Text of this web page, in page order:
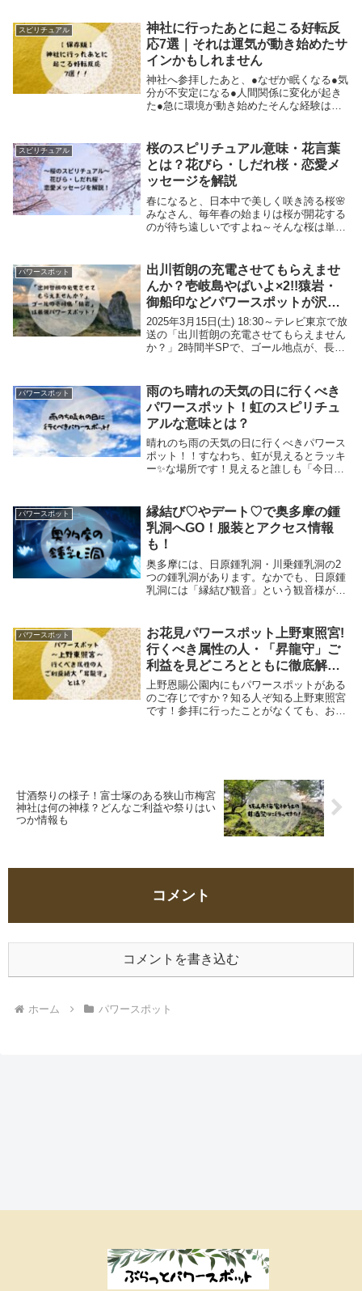
スピリチュアル
神社に行ったあとに起こる好転反
応7選｜それは運気が動き始めたサ
インかもしれません
神社へ参拝したあと、●なぜか眠くなる●気
分が不安定になる●人間関係に変化が起き
た●急に環境が動き始めたそんな経験はあ
人も少なくありません。実はスピリチュア
ルの世界で...
スピリチュアル
桜のスピリチュアル意味・花言葉
とは？花びら・しだれ桜・恋愛メ
ッセージを解説
春になると、日本中で美しく咲き誇る桜🌸
みなさん、毎年春の始まりは桜が開花する
のが待ち遠しいですよね～そんな桜は単な
す。古くから桜は、「人生の節目」や「魂
の成長」を象...
パワースポット
出川哲朗の充電させてもらえませ
んか？壱岐島やばいよ×2!!猿岩・
御船印などパワースポットが沢山
でした【2025/3/15放送回】
2025年3月15日(土) 18:30～テレビ東京で放
送の「出川哲朗の充電させてもらえません
か？」2時間半SPで、ゴール地点が、長崎
として初登場ということで、ご覧にな...
パワースポット
雨のち晴れの天気の日に行くべき
パワースポット！虹のスピリチュ
アルな意味とは？
晴れのち雨の天気の日に行くべきパワース
ポット！！すなわち、虹が見えるとラッキ
ー✨な場所です！見えると誰しも「今日は
るものではありません。ふとした瞬間に現
れてくれる虹...
パワースポット
縁結び♡やデート♡で奥多摩の鍾
乳洞へGO！服装とアクセス情報
も！
奥多摩には、日原鍾乳洞・川乗鍾乳洞の2
つの鍾乳洞があります。なかでも、日原鍾
乳洞には「縁結び観音」という観音様がい
です！また、閉ざされた空間で神秘的な光
景を味わえる...
パワースポット
お花見パワースポット上野東照宮!
行くべき属性の人・「昇龍守」ご
利益を見どころとともに徹底解
説！
上野恩賜公園内にもパワースポットがある
のご存じですか？知る人ぞ知る上野東照宮
です！参拝に行ったことがなくても、お花
甘酒祭りの様子！富士塚のある狭山市梅宮
神社は何の神様？どんなご利益や祭りはい
つか情報も
コメント
コメントを書き込む
ホーム パワースポット